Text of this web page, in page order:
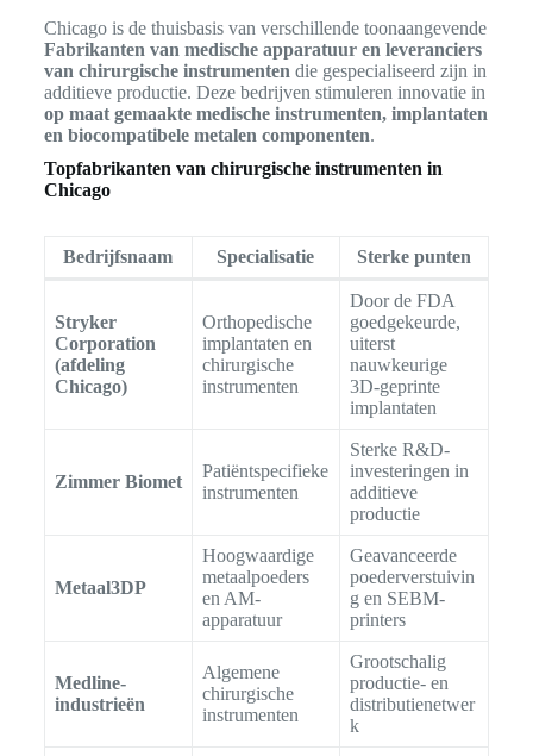
Chicago is de thuisbasis van verschillende toonaangevende
Fabrikanten van medische apparatuur en leveranciers
van chirurgische instrumenten die gespecialiseerd zijn in
additieve productie. Deze bedrijven stimuleren innovatie in
op maat gemaakte medische instrumenten, implantaten
en biocompatibele metalen componenten.
Topfabrikanten van chirurgische instrumenten in
Chicago
Bedrijfsnaam Specialisatie Sterke punten
Stryker
Corporation
(afdeling
Chicago)
Orthopedische
implantaten en
chirurgische
instrumenten
Door de FDA
goedgekeurde,
uiterst
nauwkeurige
3D-geprinte
implantaten
Zimmer Biomet
Patiëntspecifieke
instrumenten
Sterke R&D-
investeringen in
additieve
productie
Metaal3DP
Hoogwaardige
metaalpoeders
en AM-
apparatuur
Geavanceerde
poederverstuivin
g en SEBM-
printers
Medline-
industrieën
Algemene
chirurgische
instrumenten
Grootschalig
productie- en
distributienetwer
k